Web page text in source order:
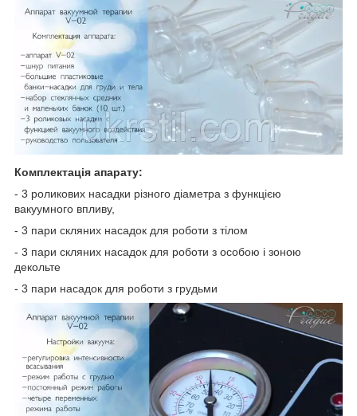
Комплектація апарату:
- 3 роликових насадки різного діаметра з функцією
вакуумного впливу,
- 3 пари скляних насадок для роботи з тілом
- 3 пари скляних насадок для роботи з особою і зоною
декольте
- 3 пари насадок для роботи з грудьми